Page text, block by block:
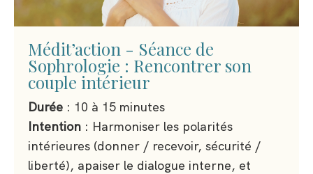
Médit’action - Séance de
Sophrologie : Rencontrer son
couple intérieur
Durée : 10 à 15 minutes
Intention : Harmoniser les polarités
intérieures (donner / recevoir, sécurité /
liberté), apaiser le dialogue interne, et